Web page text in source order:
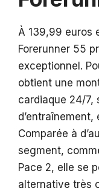
À 139,99 euros
Forerunner 55
exceptionnel.
obtient une
cardiaque 24/7,
Comparée à
segment,
Pace 2, elle se
alternative très